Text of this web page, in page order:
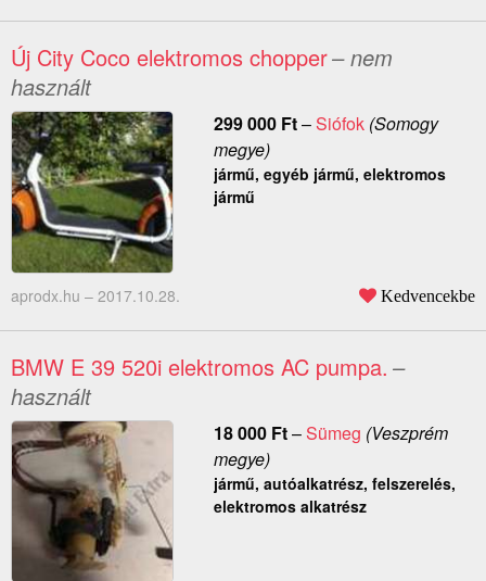
Új City Coco elektromos chopper– nem
használt
299 000 Ft–Siófok(Somogy
megye)
jármű, egyéb jármű, elektromos
jármű
aprodx.hu – 2017.10.28. Kedvencekbe
BMW E 39 520i elektromos AC pumpa. –
használt
18 000 Ft–Sümeg (Veszprém
megye)
jármű, autóalkatrész, felszerelés,
elektromos alkatrész